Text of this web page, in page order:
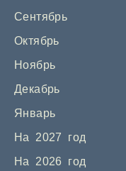
Сентябрь
Октябрь
Ноябрь
Декабрь
Январь
На 2027 год
На 2026 год